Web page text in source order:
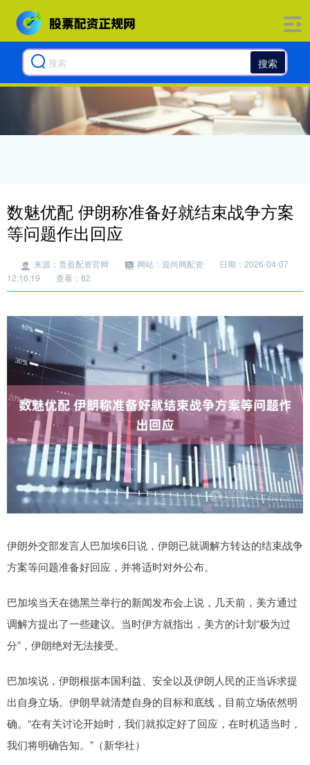
搜索
数魅优配 伊朗称准备好就结束战争方案
等问题作出回应
来源：贵盈配资官网 网站：迎尚网配资
日期：2026-04-07
12:16:19
查看：82
伊朗外交部发言人巴加埃6日说，伊朗已就调解方转达的结束战争
方案等问题准备好回应，并将适时对外公布。
巴加埃当天在德黑兰举行的新闻发布会上说，几天前，美方通过
调解方提出了一些建议。当时伊方就指出，美方的计划“极为过
分”，伊朗绝对无法接受。
巴加埃说，伊朗根据本国利益、安全以及伊朗人民的正当诉求提
出自身立场。伊朗早就清楚自身的目标和底线，目前立场依然明
确。“在有关讨论开始时，我们就拟定好了回应，在时机适当时，
我们将明确告知。”（新华社）